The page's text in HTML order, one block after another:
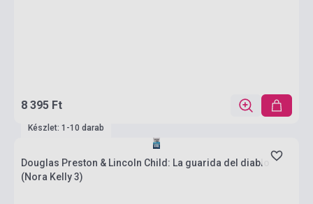
8 395 Ft
Készlet: 1-10 darab
Douglas Preston & Lincoln Child: La guarida del diablo
(Nora Kelly 3)